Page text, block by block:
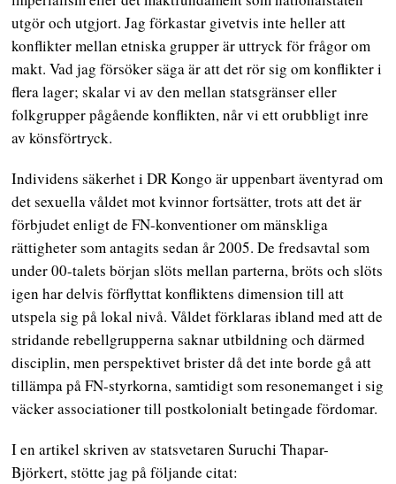
utgör och utgjort. Jag förkastar givetvis inte heller att
konflikter mellan etniska grupper är uttryck för frågor om
makt. Vad jag försöker säga är att det rör sig om konflikter i
flera lager; skalar vi av den mellan statsgränser eller
folkgrupper pågående konflikten, når vi ett orubbligt inre
av könsförtryck.
Individens säkerhet i DR Kongo är uppenbart äventyrad om
det sexuella våldet mot kvinnor fortsätter, trots att det är
förbjudet enligt de FN-konventioner om mänskliga
rättigheter som antagits sedan år 2005. De fredsavtal som
under 00-talets början slöts mellan parterna, bröts och slöts
igen har delvis förflyttat konfliktens dimension till att
utspela sig på lokal nivå. Våldet förklaras ibland med att de
stridande rebellgrupperna saknar utbildning och därmed
disciplin, men perspektivet brister då det inte borde gå att
tillämpa på FN-styrkorna, samtidigt som resonemanget i sig
väcker associationer till postkolonialt betingade fördomar.
I en artikel skriven av statsvetaren Suruchi Thapar-
Björkert, stötte jag på följande citat: